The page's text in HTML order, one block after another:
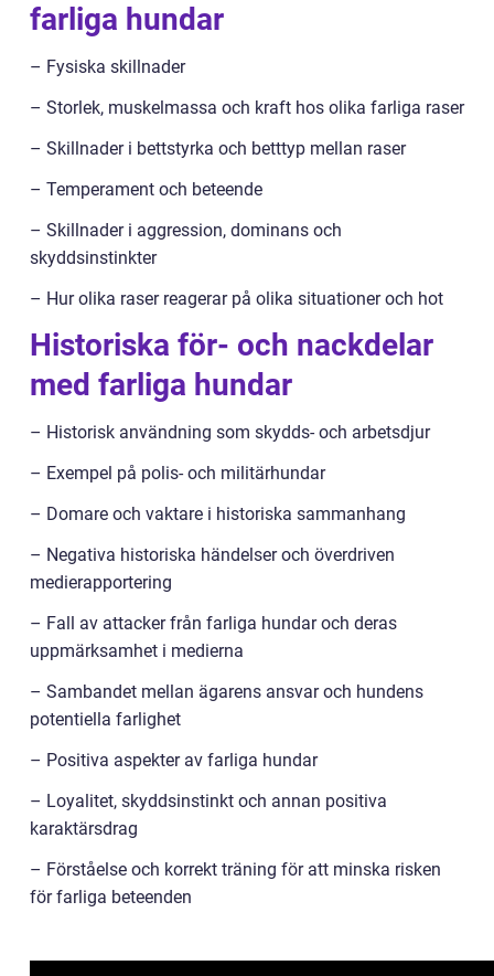
farliga hundar
– Fysiska skillnader
– Storlek, muskelmassa och kraft hos olika farliga raser
– Skillnader i bettstyrka och betttyp mellan raser
– Temperament och beteende
– Skillnader i aggression, dominans och
skyddsinstinkter
– Hur olika raser reagerar på olika situationer och hot
Historiska för- och nackdelar
med farliga hundar
– Historisk användning som skydds- och arbetsdjur
– Exempel på polis- och militärhundar
– Domare och vaktare i historiska sammanhang
– Negativa historiska händelser och överdriven
medierapportering
– Fall av attacker från farliga hundar och deras
uppmärksamhet i medierna
– Sambandet mellan ägarens ansvar och hundens
potentiella farlighet
– Positiva aspekter av farliga hundar
– Loyalitet, skyddsinstinkt och annan positiva
karaktärsdrag
– Förståelse och korrekt träning för att minska risken
för farliga beteenden